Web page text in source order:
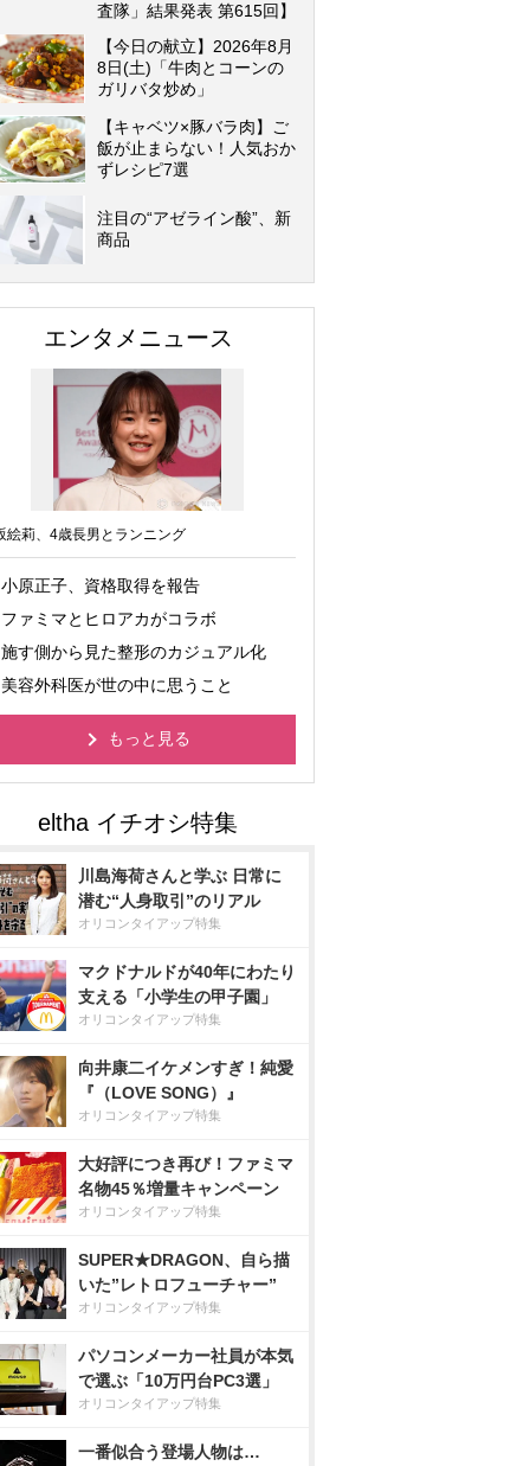
査隊」結果発表 第615回】
【今日の献立】2026年8月
8日(土)「牛肉とコーンの
ガリバタ炒め」
【キャベツ×豚バラ肉】ご
飯が止まらない！人気おか
ずレシピ7選
注目の“アゼライン酸”、新
商品
エンタメニュース
絵莉、4歳長男とランニング
小原正子、資格取得を報告
ファミマとヒロアカがコラボ
施す側から見た整形のカジュアル化
美容外科医が世の中に思うこと
もっと見る
川島海荷さんと学ぶ 日常に
潜む“人身取引”のリアル
オリコンタイアップ特集
マクドナルドが40年にわたり
支える「小学生の甲子園」
オリコンタイアップ特集
向井康二イケメンすぎ！純愛
『（LOVE SONG）』
オリコンタイアップ特集
大好評につき再び！ファミマ
名物45％増量キャンペーン
オリコンタイアップ特集
SUPER★DRAGON、自ら描
いた”レトロフューチャー”
オリコンタイアップ特集
パソコンメーカー社員が本気
で選ぶ「10万円台PC3選」
オリコンタイアップ特集
一番似合う登場人物は…